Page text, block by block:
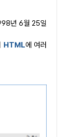
HTML에 여러